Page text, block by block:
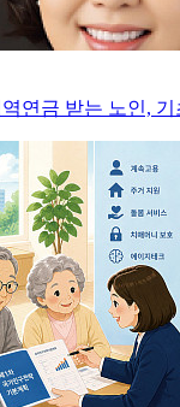
연금 받는 노인,